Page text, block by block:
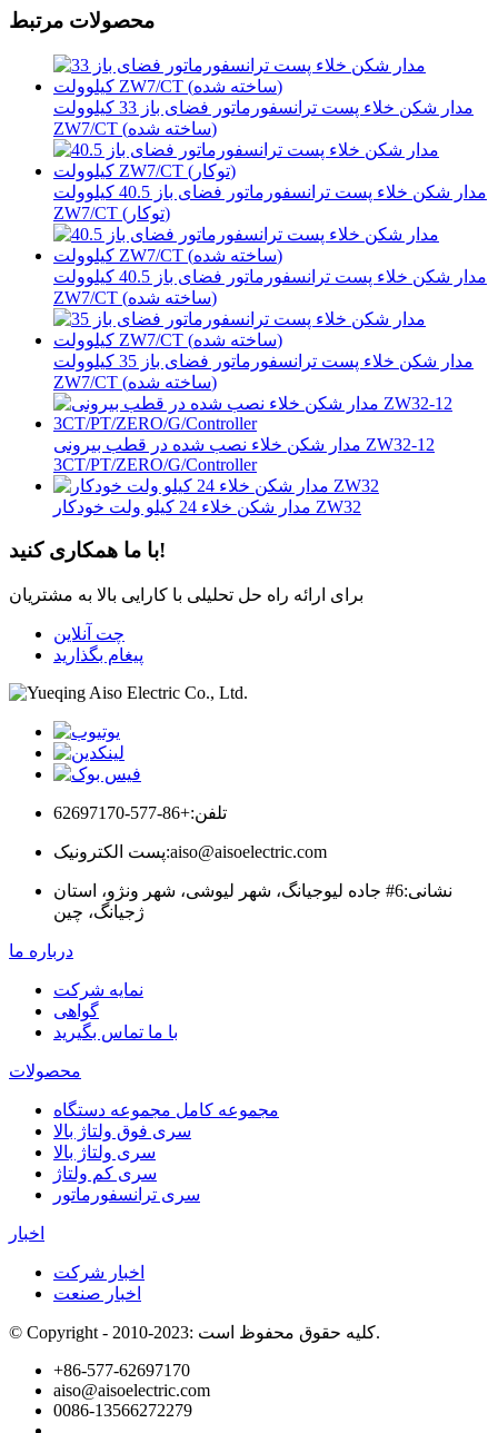
محصولات مرتبط
مدار شکن خلاء پست ترانسفورماتور فضای باز 33 کیلوولت
ZW7/CT (ساخته شده)
مدار شکن خلاء پست ترانسفورماتور فضای باز 40.5 کیلوولت
ZW7/CT (توکار)
مدار شکن خلاء پست ترانسفورماتور فضای باز 40.5 کیلوولت
ZW7/CT (ساخته شده)
مدار شکن خلاء پست ترانسفورماتور فضای باز 35 کیلوولت
ZW7/CT (ساخته شده)
مدار شکن خلاء نصب شده در قطب بیرونی ZW32-12
3CT/PT/ZERO/G/Controller
مدار شکن خلاء 24 کیلو ولت خودکار ZW32
با ما همکاری کنید!
برای ارائه راه حل تحلیلی با کارایی بالا به مشتریان
چت آنلاین
پیغام بگذارید
تلفن:+86-577-62697170
پست الکترونیک:aiso@aisoelectric.com
نشانی: 6# جاده لیوجیانگ، شهر لیوشی، شهر ونژو، استان
ژجیانگ، چین
درباره ما
نمایه شرکت
گواهی
با ما تماس بگیرید
محصولات
مجموعه کامل مجموعه دستگاه
سری فوق ولتاژ بالا
سری ولتاژ بالا
سری کم ولتاژ
سری ترانسفورماتور
اخبار
اخبار شرکت
اخبار صنعت
© Copyright - 2010-2023: کلیه حقوق محفوظ است.
+86-577-62697170
aiso@aisoelectric.com
0086-13566272279